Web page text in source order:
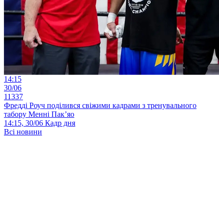
14:15
30/06
11337
Фредді Роуч поділився свіжими кадрами з тренувального
табору Менні Пак’яо
14:15, 30/06 Кадр дня
Всі новини